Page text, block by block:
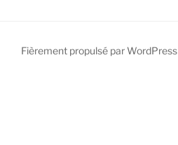
Fièrement propulsé par WordPress